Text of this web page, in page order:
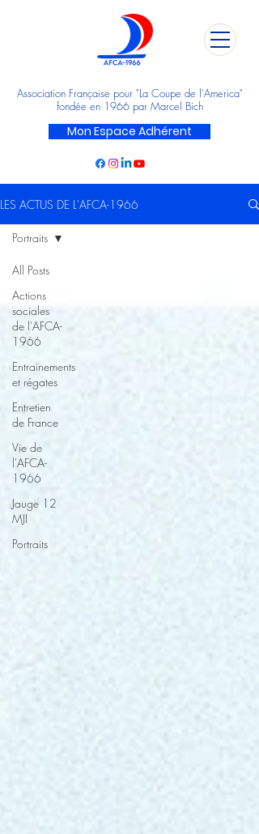
Association Française pour "La Coupe de l'America"
fondée en 1966 par Marcel Bich
Mon Espace Adhérent
LES ACTUS DE L'AFCA-1966
All Posts
Actions
sociales
de l'AFCA-
1966
Entrainements
et régates
Entretien
de France
Vie de
l'AFCA-
1966
Jauge 12
MJI
Portraits
Portraits